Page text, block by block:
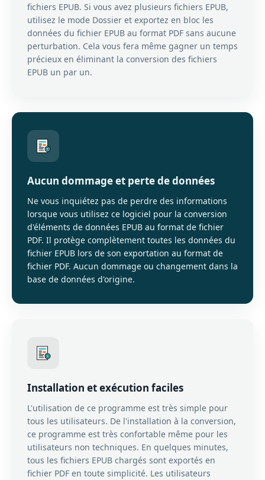
fichiers EPUB. Si vous avez plusieurs fichiers EPUB,
utilisez le mode Dossier et exportez en bloc les
données du fichier EPUB au format PDF sans aucune
perturbation. Cela vous fera même gagner un temps
précieux en éliminant la conversion des fichiers
EPUB un par un.
Aucun dommage et perte de données
Ne vous inquiétez pas de perdre des informations
lorsque vous utilisez ce logiciel pour la conversion
d'éléments de données EPUB au format de fichier
PDF. Il protège complètement toutes les données du
fichier EPUB lors de son exportation au format de
fichier PDF. Aucun dommage ou changement dans la
base de données d'origine.
Installation et exécution faciles
L'utilisation de ce programme est très simple pour
tous les utilisateurs. De l'installation à la conversion,
ce programme est très confortable même pour les
utilisateurs non techniques. En quelques minutes,
tous les fichiers EPUB chargés sont exportés en
fichier PDF en toute simplicité. Les utilisateurs